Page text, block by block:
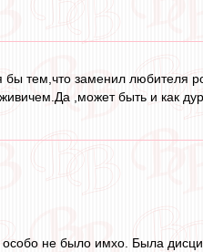
бы тем,что заменил любителя
,может быть и как
не было имхо. Была